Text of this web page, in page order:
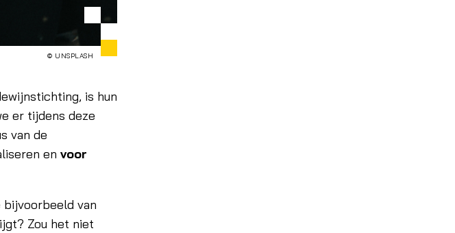
© UNSPLASH
is hun
er tijdens deze
van de
en voor
bijvoorbeeld van
Zou het niet